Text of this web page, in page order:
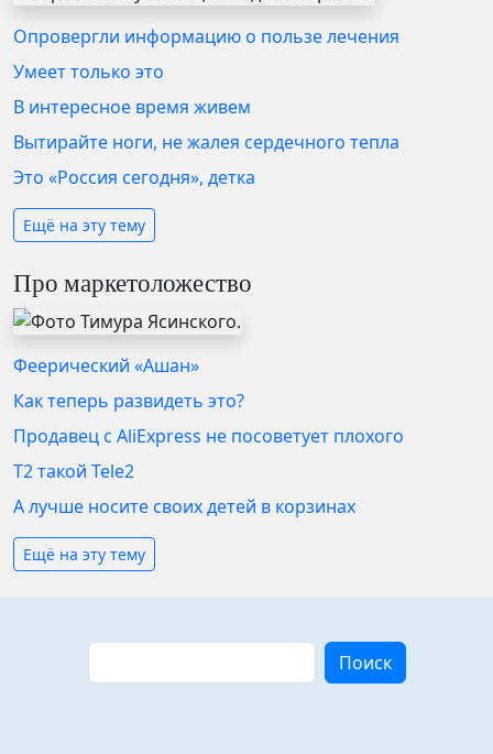
Опровергли информацию о пользе лечения
Умеет только это
В интересное время живем
Вытирайте ноги, не жалея сердечного тепла
Это «Россия сегодня», детка
Ещё на эту тему
Про маркетоложество
Феерический «Ашан»
Как теперь развидеть это?
Продавец с AliExpress не посоветует плохого
T2 такой Tele2
А лучше носите своих детей в корзинах
Ещё на эту тему
Поиск